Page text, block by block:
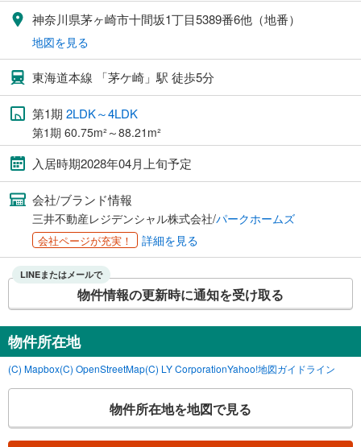
神奈川県茅ヶ崎市十間坂1丁目5389番6他（地番）
地図を見る
東海道本線 「茅ケ崎」駅 徒歩5分
第1期 2LDK～4LDK
第1期 60.75m²～88.21m²
入居時期2028年04月上旬予定
会社/ブランド情報
三井不動産レジデンシャル株式会社/パークホームズ
会社ページが充実！ 詳細を見る
LINEまたはメールで
物件情報の更新時に通知を受け取る
物件所在地
(C) Mapbox(C) OpenStreetMap(C) LY CorporationYahoo!地図ガイドライン
物件所在地を地図で見る